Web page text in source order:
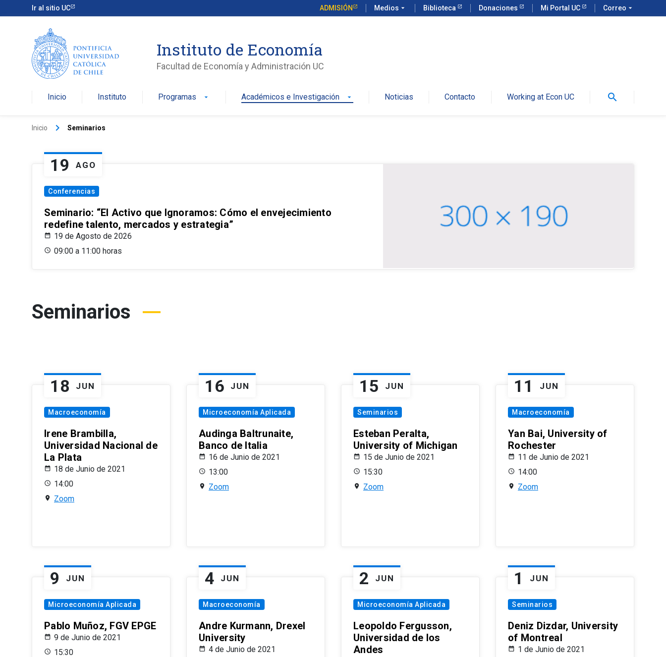
Ir al sitio UC ADMISIÓN Medios arrow_drop_down Biblioteca Donaciones Mi Portal UC Correo arrow_drop_down
Instituto de Economía
Facultad de Economía y Administración UC
Inicio Instituto Programas arrow_drop_down Académicos e Investigación arrow_drop_down Noticias Contacto Working at Econ UC search
Inicio keyboard_arrow_right Seminarios
19 AGO
Conferencias
Seminario: “El Activo que Ignoramos: Cómo el envejecimiento
redefine talento, mercados y estrategia”
19 de Agosto de 2026
09:00 a 11:00 horas
Seminarios
18 JUN
Macroeconomía
Irene Brambilla,
Universidad Nacional de
La Plata
18 de Junio de 2021
14:00
Zoom
16 JUN
Microeconomía Aplicada
Audinga Baltrunaite,
Banco de Italia
16 de Junio de 2021
13:00
Zoom
15 JUN
Seminarios
Esteban Peralta,
University of Michigan
15 de Junio de 2021
15:30
Zoom
11 JUN
Macroeconomía
Yan Bai, University of
Rochester
11 de Junio de 2021
14:00
Zoom
9 JUN
Microeconomía Aplicada
Pablo Muñoz, FGV EPGE
9 de Junio de 2021
15:30
4 JUN
Macroeconomía
Andre Kurmann, Drexel
University
4 de Junio de 2021
2 JUN
Microeconomía Aplicada
Leopoldo Fergusson,
Universidad de los
Andes
1 JUN
Seminarios
Deniz Dizdar, University
of Montreal
1 de Junio de 2021